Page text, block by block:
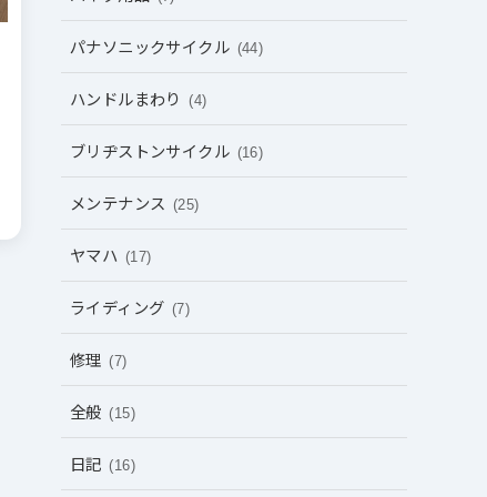
パナソニックサイクル (44)
ハンドルまわり (4)
ブリヂストンサイクル (16)
メンテナンス (25)
ヤマハ (17)
ライディング (7)
修理 (7)
全般 (15)
日記 (16)